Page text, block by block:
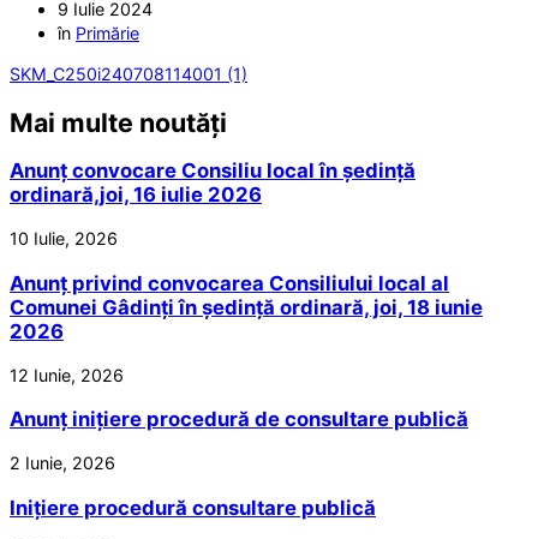
9 Iulie 2024
în Primărie
SKM_C250i240708114001 (1)
Mai multe noutăți
Anunț convocare Consiliu local în ședință
ordinară,joi, 16 iulie 2026
10 Iulie, 2026
Anunț privind convocarea Consiliului local al
Comunei Gâdinți în ședință ordinară, joi, 18 iunie
2026
12 Iunie, 2026
Anunț inițiere procedură de consultare publică
2 Iunie, 2026
Inițiere procedură consultare publică